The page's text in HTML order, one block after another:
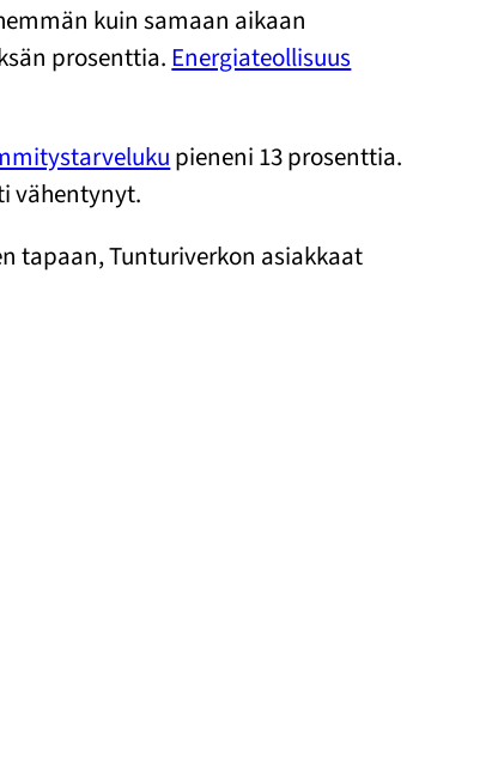
kuin samaan aikaan
prosenttia. Energiateollisuus
pieneni 13 prosenttia.
vähentynyt.
tapaan, Tunturiverkon asiakkaat